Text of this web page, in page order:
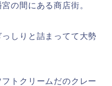
の間にある商店街。
しりと詰まってて大勢
トクリームだのクレー